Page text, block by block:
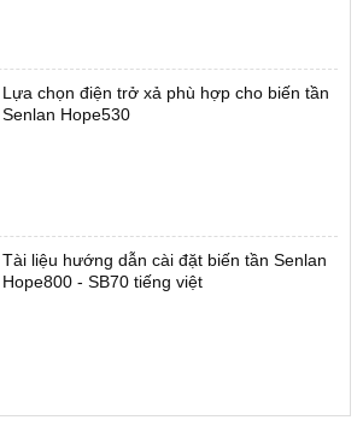
Lựa chọn điện trở xả phù hợp cho biến tần
Senlan Hope530
Tài liệu hướng dẫn cài đặt biến tần Senlan
Hope800 - SB70 tiếng việt